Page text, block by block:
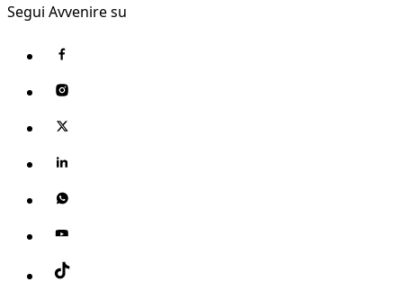
Segui Avvenire su